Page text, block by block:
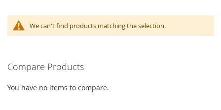
We can't find products matching the selection.
Compare Products
You have no items to compare.